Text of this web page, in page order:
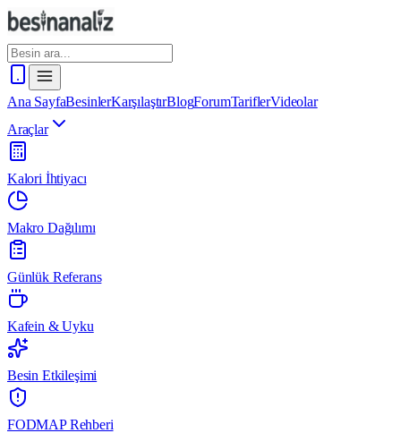
Ana SayfaBesinlerKarşılaştırBlogForumTariflerVideolar
Araçlar
Kalori İhtiyacı
Makro Dağılımı
Günlük Referans
Kafein & Uyku
Besin Etkileşimi
FODMAP Rehberi